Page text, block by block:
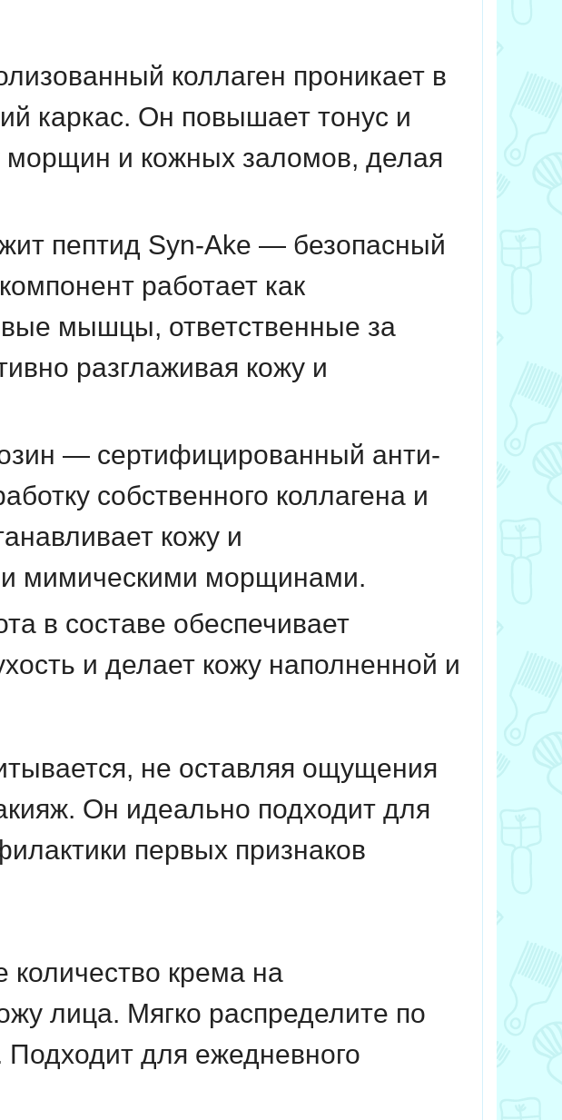
коллаген проникает в
каркас. Он повышает тонус и
морщин и кожных заломов, делая
пептид Syn-Ake — безопасный
работает как
мышцы, ответственные за
разглаживая кожу и
— сертифицированный анти-
собственного коллагена и
кожу и
и мимическими морщинами.
в составе обеспечивает
и делает кожу наполненной и
не оставляя ощущения
Он идеально подходит для
первых признаков
крема на
лица. Мягко распределите по
для ежедневного